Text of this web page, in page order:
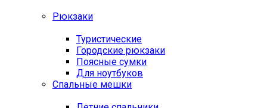
Рюкзаки
Туристические
Городские рюкзаки
Поясные сумки
Для ноутбуков
Спальные мешки